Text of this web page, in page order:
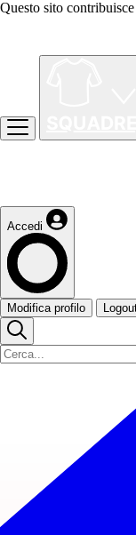
Questo sito
Accedi
Modifica profilo